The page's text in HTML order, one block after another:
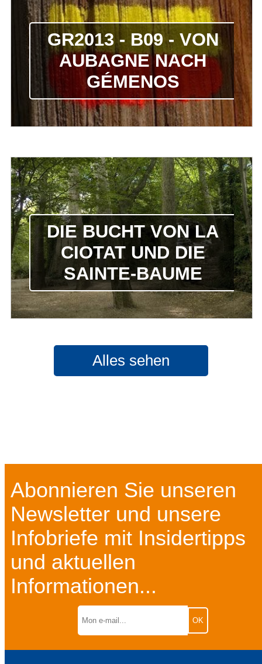
GR2013 - B09 - VON
AUBAGNE NACH
GÉMENOS
DIE BUCHT VON LA
CIOTAT UND DIE
SAINTE-BAUME
Alles sehen
Abonnieren Sie unseren
Newsletter und unsere
Infobriefe mit Insidertipps
und aktuellen
Informationen...